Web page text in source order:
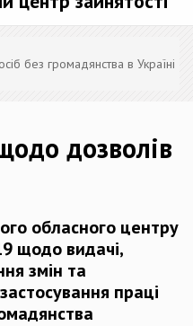
без громадянства в Україні
дозволів
обласного центру
щодо видачі,
змін та
праці